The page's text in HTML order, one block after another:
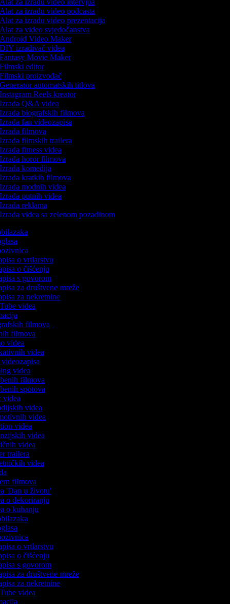
za izradu video intervjua
za izradu video podcasta
za izradu video prezentacija
za video svjedočanstva
Video Maker
izrađivač videa
Movie Maker
editor
proizvođač
automatskih titlova
Reels kreator
Q&A videa
biografskih filmova
fan videozapisa
filmova
filmskih trailera
fitness videa
horor filmova
komedija
kratkih filmova
modnih videa
putnih videa
reklama
videa sa zelenom pozadinom
o vrtlarstvu
o čišćenju
s govorom
za društvene mreže
za nekretnine
videa
filmova
filmova
videa
videa
videa
filmova
spotova
videa
videa
videa
videa
videa
videa
trailera
videa
filmova
'Dan u životu'
o dekoriranju
o kuhanju
o vrtlarstvu
o čišćenju
s govorom
za društvene mreže
za nekretnine
videa